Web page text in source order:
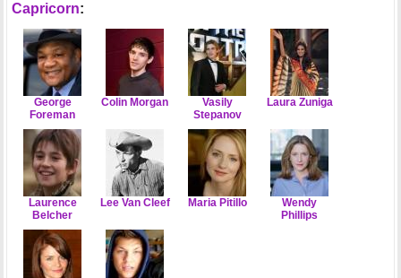
Capricorn:
George
Foreman
Colin Morgan
Vasily
Stepanov
Laura Zuniga
Laurence
Belcher
Lee Van Cleef Maria Pitillo
Wendy
Phillips